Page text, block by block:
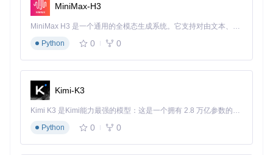
MiniMax-H3
MiniMax H3 是一个通用的全模态生成系统。它支持对由文本、图像、视频和音频组成的多模态上下文进行统一理解，并能生成分辨率高达 2K、时长可达 15 秒的带原生立体声音频的视频。得益于面向任务泛化的系统设计，H3 在预训练阶段就已具备广泛的多模态上下文理解与生成能力，能够出色地执行复杂的多模态指令。
Python
0 0
Kimi-K3
Kimi K3 是Kimi能力最强的模型：这是一个拥有 2.8 万亿参数的混合专家（MoE）模型，具备原生视觉理解能力，并支持 100 万 token 的上下文窗口。
Python
0 0